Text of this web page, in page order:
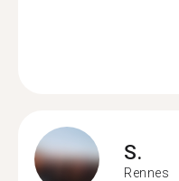
S.
Rennes